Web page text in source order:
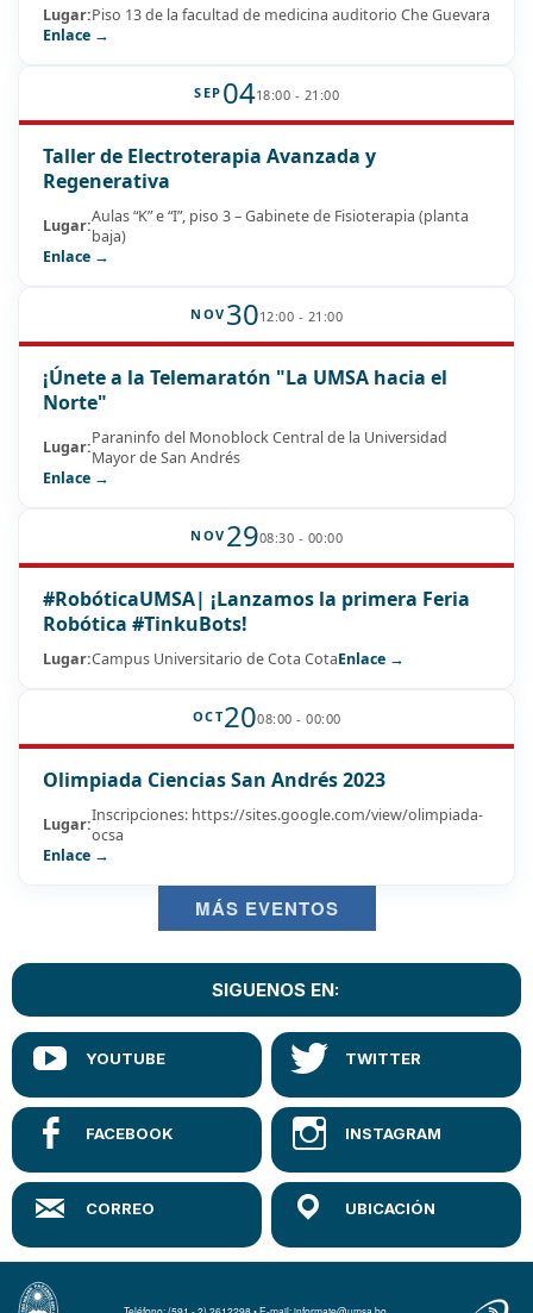
Lugar:Piso 13 de la facultad de medicina auditorio Che Guevara
Enlace →
SEP 0418:00 - 21:00
Taller de Electroterapia Avanzada y
Regenerativa
Lugar:Aulas “K” e “I”, piso 3 – Gabinete de Fisioterapia (planta
baja)
Enlace →
NOV 3012:00 - 21:00
¡Únete a la Telemaratón "La UMSA hacia el
Norte"
Lugar:Paraninfo del Monoblock Central de la Universidad
Mayor de San Andrés
Enlace →
NOV 2908:30 - 00:00
#RobóticaUMSA| ¡Lanzamos la primera Feria
Robótica #TinkuBots!
Lugar:Campus Universitario de Cota CotaEnlace →
OCT2008:00 - 00:00
Olimpiada Ciencias San Andrés 2023
Lugar:Inscripciones: https://sites.google.com/view/olimpiada-
ocsa
Enlace →
MÁS EVENTOS
SIGUENOS EN: